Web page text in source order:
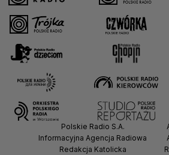
Polskie Radio S.A.
Informacyjna Agencja Radiowa
Redakcja Katolicka